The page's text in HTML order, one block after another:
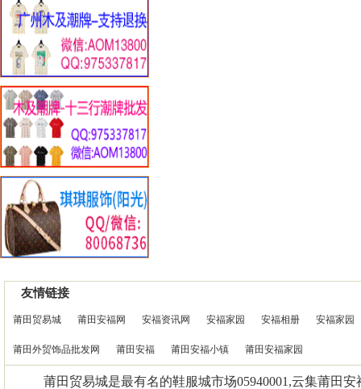
友情链接
莆田贸易城 莆田安福网 安福资讯网 安福家园 安福相册 安福家园
莆田外贸饰品批发网 莆田安福 莆田安福小镇 莆田安福家园
莆田贸易城是最有名的鞋服城市场05940001,云集莆田